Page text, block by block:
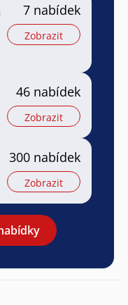
7 nabídek
Zobrazit
46 nabídek
Zobrazit
300 nabídek
Zobrazit